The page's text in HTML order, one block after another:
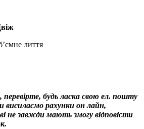
лиття
будь ласка свою ел. пошту
висилаємо рахунки он лайн,
не завжди мають змогу відповісти